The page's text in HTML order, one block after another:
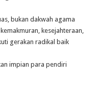
bukan dakwah agama
kesejahteraan,
gerakan radikal baik
impian para pendiri